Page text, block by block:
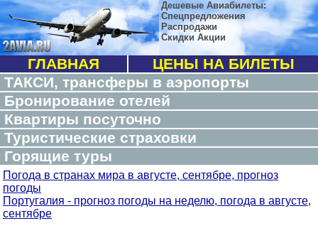
Дешевые Авиабилеты:
Спецпредложения
Распродажи
Скидки Акции
ГЛАВНАЯ
ЦЕНЫ НА БИЛЕТЫ
ТАКСИ, трансферы в аэропорты
Бронирование отелей
Квартиры посуточно
Туристические страховки
Горящие туры
Погода в странах мира в августе, сентябре, прогноз
погоды
Португалия - прогноз погоды на неделю, погода в августе,
сентябре